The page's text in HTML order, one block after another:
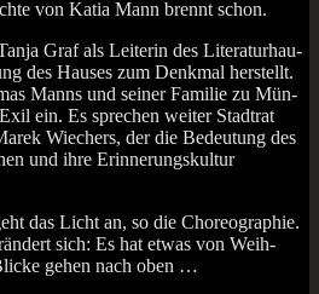
von Katia Mann brennt schon.
Graf als Lei­te­rin des Lite­ra­tur­hau­
des Hau­ses zum Denk­mal her­stellt.
Manns und sei­ner Fami­lie zu Mün­
ein. Es spre­chen wei­ter Stadt­rat
Wie­chers, der die Bedeu­tung des
und ihre Erin­ne­rungs­kul­tur
das Licht an, so die Cho­reo­gra­phie.
sich: Es hat etwas von Weih­
gehen nach oben …